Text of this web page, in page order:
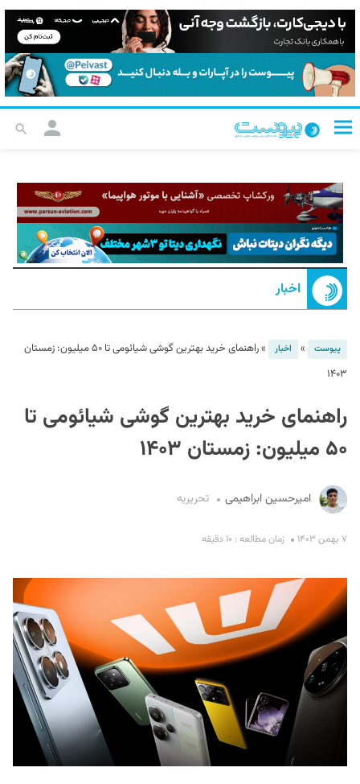
اخبار
پیوست » اخبار »
راهنمای خرید بهترین گوشی شیائومی تا ۵۰ میلیون: زمستان
۱۴۰۳
راهنمای خرید بهترین گوشی شیائومی تا
۵۰ میلیون: زمستان ۱۴۰۳
امیرحسین ابراهیمی تحریریه
۷ بهمن ۱۴۰۳ زمان مطالعه : ۱۰ دقیقه